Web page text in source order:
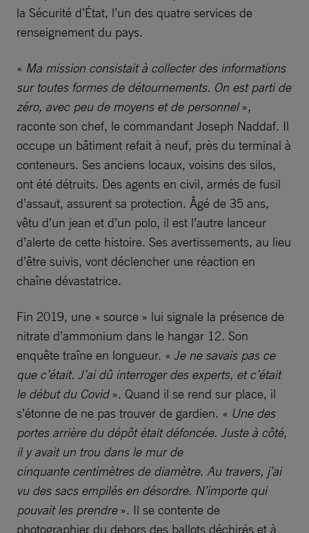
la Sécurité d’État, l’un des quatre services de
renseignement du pays.
« Ma mission consistait à collecter des informations
sur toutes formes de détournements. On est parti de
zéro, avec peu de moyens et de personnel»,
raconte son chef, le commandant Joseph Naddaf. Il
occupe un bâtiment refait à neuf, près du terminal à
conteneurs. Ses anciens locaux, voisins des silos,
ont été détruits. Des agents en civil, armés de fusil
d’assaut, assurent sa protection. Âgé de 35 ans,
vêtu d’un jean et d’un polo, il est l’autre lanceur
d’alerte de cette histoire. Ses avertissements, au lieu
d’être suivis, vont déclencher une réaction en
chaîne dévastatrice.
Fin 2019, une « source » lui signale la présence de
nitrate d’ammonium dans le hangar 12. Son
enquête traîne en longueur. « Je ne savais pas ce
que c’était. J’ai dû interroger des experts, et c’était
le début du Covid ». Quand il se rend sur place, il
s’étonne de ne pas trouver de gardien. « Une des
portes arrière du dépôt était défoncée. Juste à côté,
il y avait un trou dans le mur de
cinquante centimètres de diamètre. Au travers, j’ai
vu des sacs empilés en désordre. N’importe qui
pouvait les prendre ». Il se contente de
photographier du dehors des ballots déchirés et à